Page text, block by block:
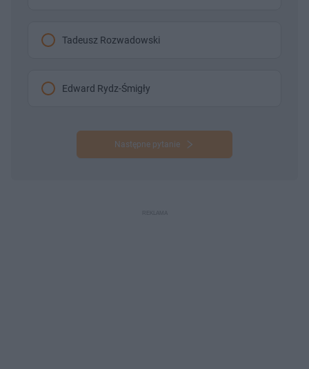
Tadeusz Rozwadowski
Edward Rydz-Śmigły
Następne pytanie